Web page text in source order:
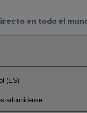
en todo el
(ES)